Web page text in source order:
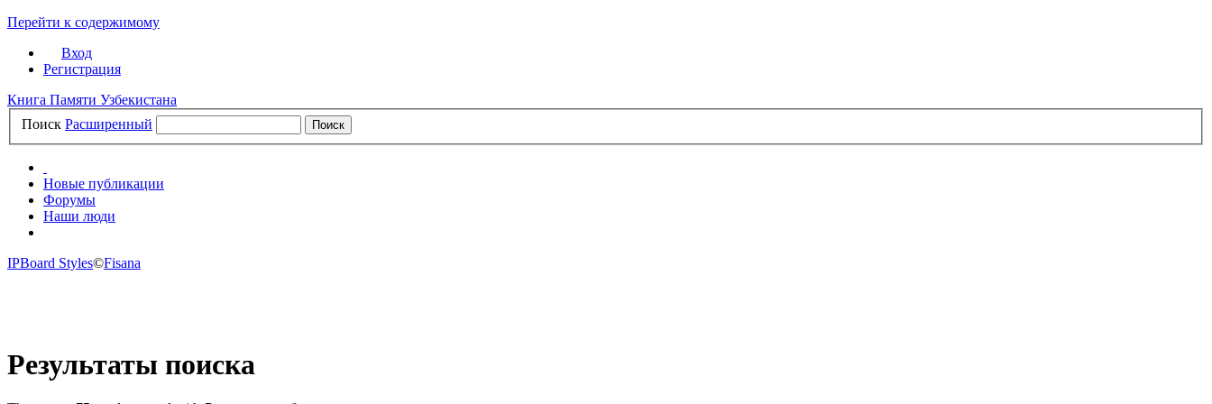
Перейти к содержимому
Вход
Регистрация
Книга Памяти Узбекистана
Поиск Расширенный
Новые публикации
Форумы
Наши люди
IPBoard Styles©Fisana
Результаты поиска